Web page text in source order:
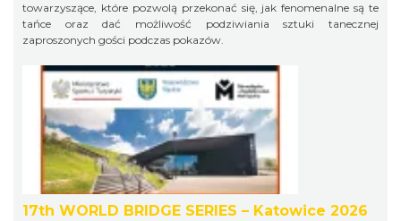
towarzyszące, które pozwolą przekonać się, jak fenomenalne są te
tańce oraz dać możliwość podziwiania sztuki tanecznej
zaproszonych gości podczas pokazów.
17th WORLD BRIDGE SERIES – Katowice 2026